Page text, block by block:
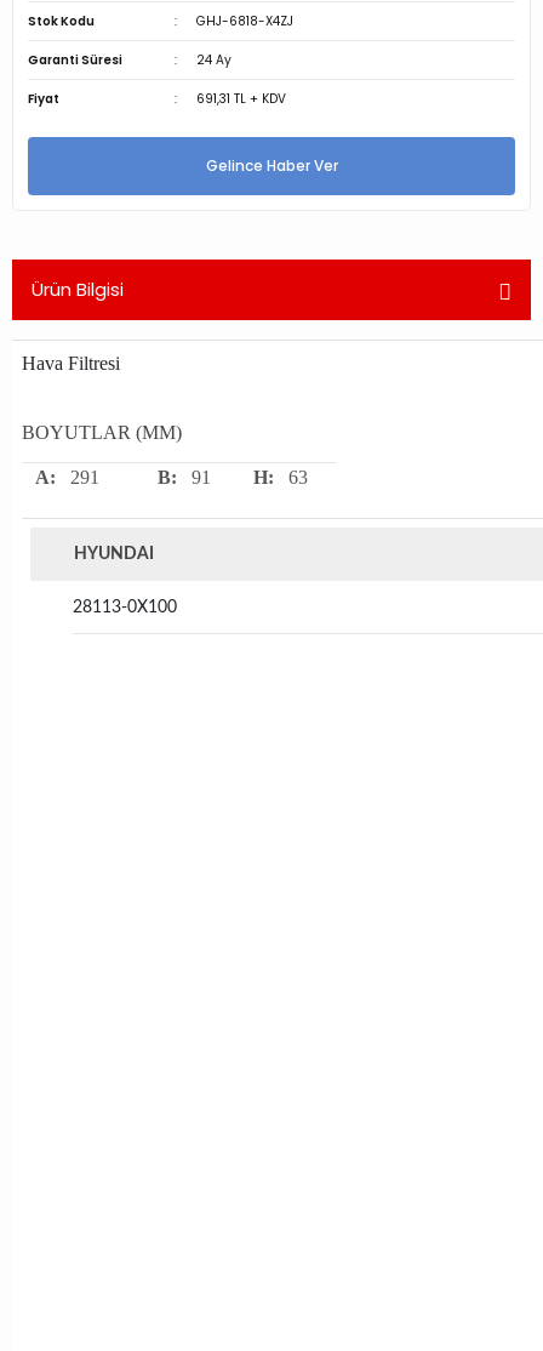
Stok Kodu GHJ-6818-X4ZJ
Garanti Süresi 24 Ay
Fiyat 691,31 TL + KDV
Gelince Haber Ver
Ürün Bilgisi
Hava Filtresi
BOYUTLAR (MM)
A: 291 B: 91 H: 63
HYUNDAI
28113-0X100